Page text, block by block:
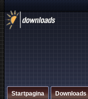
Startpagina Downloads